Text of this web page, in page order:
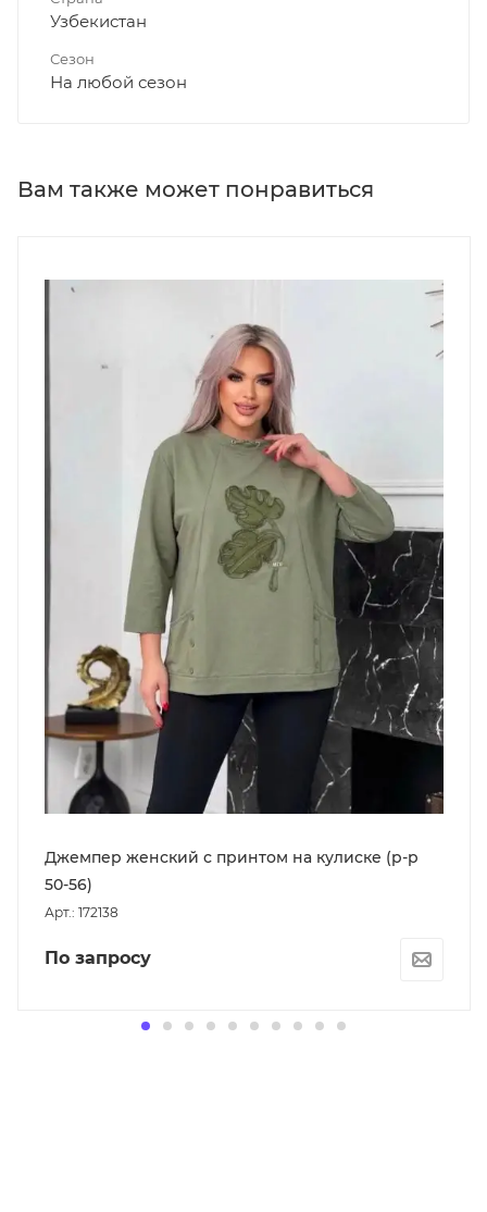
Узбекистан
Сезон
На любой сезон
Вам также может понравиться
Джемпер женский с принтом на кулиске (р-р
50-56)
Арт.: 172138
По запросу